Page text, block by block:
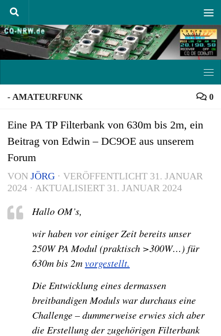
Unter dem Inhalt
- AMATEURFUNK 0
Eine PA TP Filterbank von 630m bis 2m, ein
Beitrag von Edwin – DC9OE aus unserem
Forum
VON JÖRG · VERÖFFENTLICHT 31. JANUAR
2024 · AKTUALISIERT 31. JANUAR 2024
Hallo OM’s,
wir haben vor einiger Zeit bereits unser
250W PA Modul (praktisch >300W…) für
630m bis 2mvorgestellt.
Die Entwicklung eines dermassen
breitbandigen Moduls war durchaus eine
Challenge – dummerweise erwies sich aber
die Erstellung der zugehörigen Filterbank